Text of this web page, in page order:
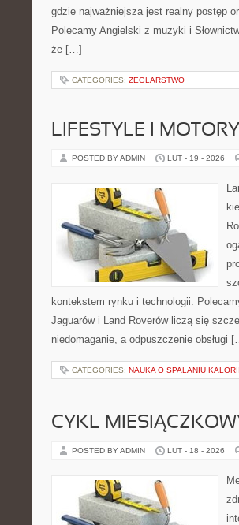
gdzie najważniejsza jest realny postęp
Polecamy Angielski z muzyki i
że […]
CATEGORIES: ŻEGLARSTWO
LIFESTYLE I
POSTED BY ADMIN LUT - 19 - 2026
kontekstem rynku i technologii.
Jaguarów i Land Roverów liczą się
niedomaganie, a odpuszczenie obsługi
CATEGORIES: NAUKA O SPALANIU KALORII
CYKL
POSTED BY ADMIN LUT - 18 - 2026